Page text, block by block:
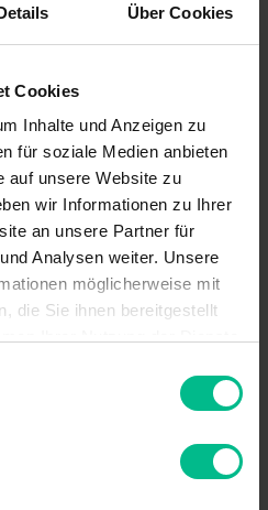
Über Cookies
Cookies
Inhalte und Anzeigen zu
für soziale Medien anbieten
auf unsere Website zu
wir Informationen zu Ihrer
an unsere Partner für
Analysen weiter. Unsere
möglicherweise mit
die Sie ihnen bereitgestellt
Andreas [FranzXaver] Süß